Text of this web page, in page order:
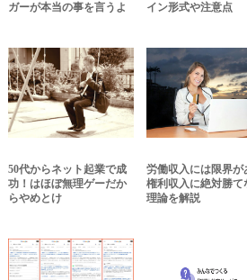
ガーが本当の事を言うよ
イン形式や注意点
50代からネット起業で成
功！はほぼ無理ゲーだか
らやめとけ
労働収入には限界が
権利収入に絶対勝て
理論を解説